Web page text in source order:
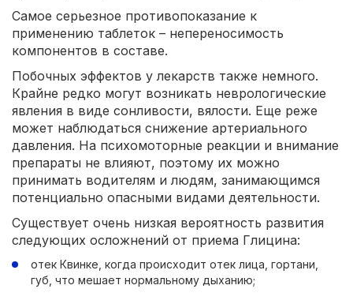
Самое серьезное противопоказание к
применению таблеток – непереносимость
компонентов в составе.
Побочных эффектов у лекарств также немного.
Крайне редко могут возникать неврологические
явления в виде сонливости, вялости. Еще реже
может наблюдаться снижение артериального
давления. На психомоторные реакции и внимание
препараты не влияют, поэтому их можно
принимать водителям и людям, занимающимся
потенциально опасными видами деятельности.
Существует очень низкая вероятность развития
следующих осложнений от приема Глицина:
отек Квинке, когда происходит отек лица, гортани,
губ, что мешает нормальному дыханию;